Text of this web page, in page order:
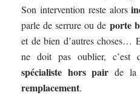
Son intervention reste alors
parle de serrure ou de porte
et de bien d’autres choses…
ne doit pas oublier, c’est
spécialiste hors pair de la
remplacement.